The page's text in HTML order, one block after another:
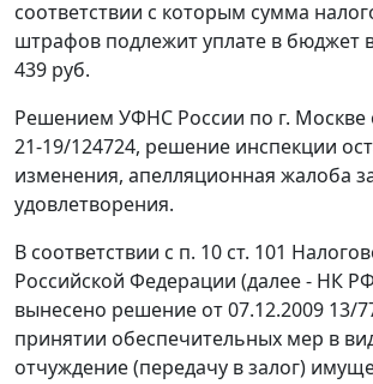
соответствии с которым сумма
штрафов подлежит уплате в бюджет
439 руб.
Решением УФНС России по г. Москве
21-19/124724, решение инспекции
изменения, апелляционная жалоба
удовлетворения.
В соответствии с п. 10 ст. 101
Российской Федерации (далее - НК
вынесено решение от 07.12.2009 13/
принятии обеспечительных мер в
отчуждение (передачу в залог)